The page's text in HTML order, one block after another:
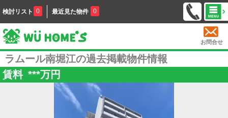
検討リスト 0 最近見た物件 0
お問合せ
ラムール南堀江の過去掲載物件情報
賃料 ***万円